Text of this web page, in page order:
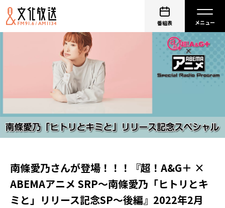
番組表
南條愛乃さんが登場！！！『超！A&G＋ ×
ABEMAアニメ SRP～南條愛乃「ヒトリとキ
ミと」リリース記念SP～後編』2022年2月